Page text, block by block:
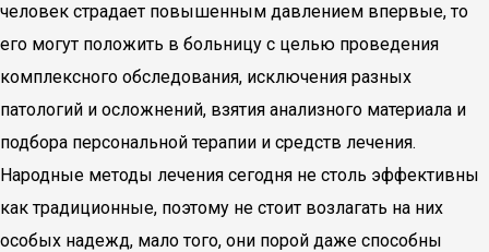
человек страдает повышенным давлением впервые, то
его могут положить в больницу с целью проведения
комплексного обследования, исключения разных
патологий и осложнений, взятия анализного материала и
подбора персональной терапии и средств лечения.
Народные методы лечения сегодня не столь эффективны
как традиционные, поэтому не стоит возлагать на них
особых надежд, мало того, они порой даже способны